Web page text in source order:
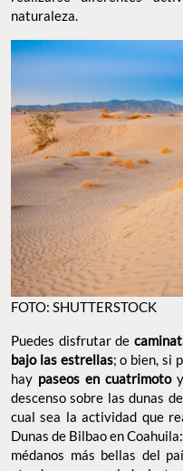
naturaleza.
FOTO: SHUTTERSTOCK
Puedes disfrutar de
bajo las estrellas; o bien, si
hay paseos en cuatrimotoy
descenso sobre las dunas
cual sea la actividad que
Dunas de Bilbao en
médanos más bellas del